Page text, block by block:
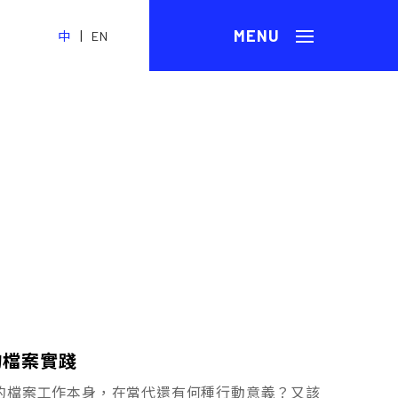
中 | EN
案實踐
案工作本身，在當代還有何種行動意義？又該